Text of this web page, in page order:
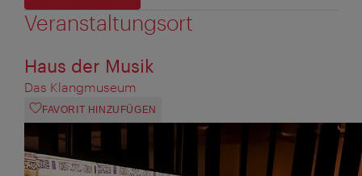
Veranstaltungsort
Haus der Musik
Das Klangmuseum
FAVORIT HINZUFÜGEN